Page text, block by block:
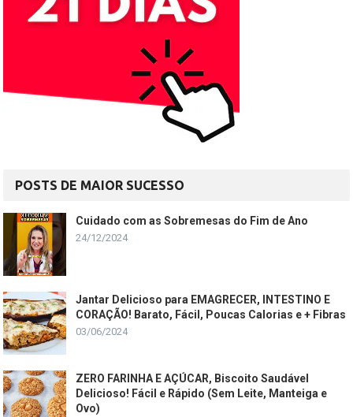
POSTS DE MAIOR SUCESSO
Cuidado com as Sobremesas do Fim de Ano
24/12/2024
Jantar Delicioso para EMAGRECER, INTESTINO E
CORAÇÃO! Barato, Fácil, Poucas Calorias e + Fibras
03/06/2024
ZERO FARINHA E AÇÚCAR, Biscoito Saudável
Delicioso! Fácil e Rápido (Sem Leite, Manteiga e
Ovo)